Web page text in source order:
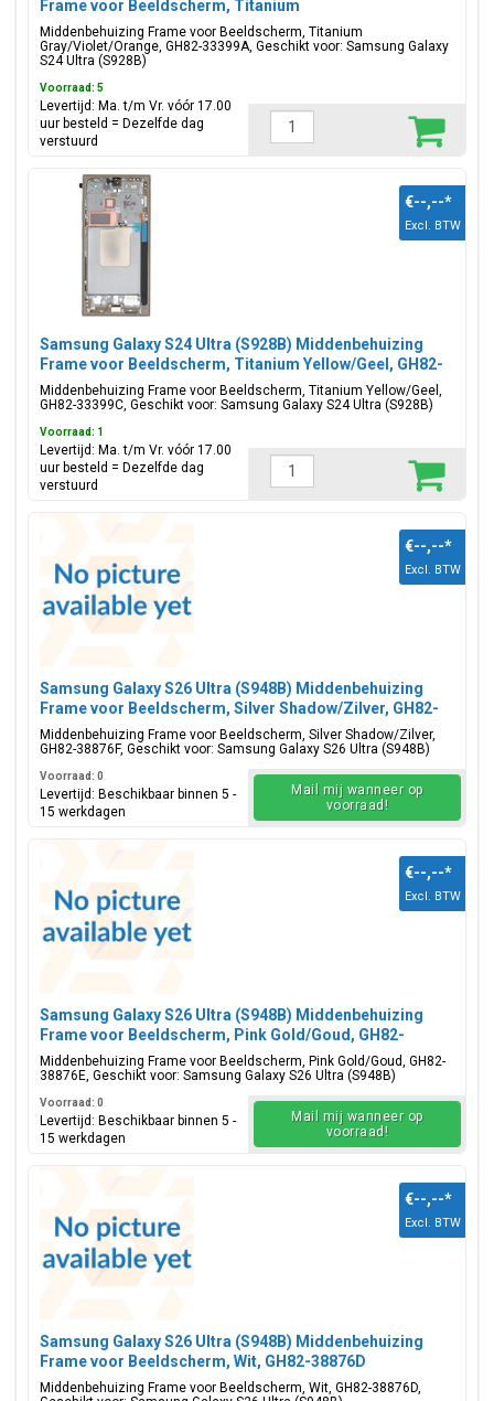
Frame voor Beeldscherm, Titanium
Gray/Violet/Orange, GH82-33399A
Middenbehuizing Frame voor Beeldscherm, Titanium
Gray/Violet/Orange, GH82-33399A, Geschikt voor: Samsung Galaxy
S24 Ultra (S928B)
Voorraad: 5
Levertijd: Ma. t/m Vr. vóór 17.00
uur besteld = Dezelfde dag
verstuurd
Samsung Galaxy S24 Ultra (S928B) Middenbehuizing
Frame voor Beeldscherm, Titanium Yellow/Geel, GH82-
33399C
Middenbehuizing Frame voor Beeldscherm, Titanium Yellow/Geel,
GH82-33399C, Geschikt voor: Samsung Galaxy S24 Ultra (S928B)
€--,--*
Excl. BTW
Voorraad: 1
Levertijd: Ma. t/m Vr. vóór 17.00
uur besteld = Dezelfde dag
verstuurd
Samsung Galaxy S26 Ultra (S948B) Middenbehuizing
Frame voor Beeldscherm, Silver Shadow/Zilver, GH82-
38876F
Middenbehuizing Frame voor Beeldscherm, Silver Shadow/Zilver,
GH82-38876F, Geschikt voor: Samsung Galaxy S26 Ultra (S948B)
€--,--*
Excl. BTW
Voorraad: 0
Levertijd: Beschikbaar binnen 5 -
15 werkdagen
Mail mij wanneer op
voorraad!
Samsung Galaxy S26 Ultra (S948B) Middenbehuizing
Frame voor Beeldscherm, Pink Gold/Goud, GH82-
38876E
Middenbehuizing Frame voor Beeldscherm, Pink Gold/Goud, GH82-
38876E, Geschikt voor: Samsung Galaxy S26 Ultra (S948B)
€--,--*
Excl. BTW
Voorraad: 0
Levertijd: Beschikbaar binnen 5 -
15 werkdagen
Mail mij wanneer op
voorraad!
Samsung Galaxy S26 Ultra (S948B) Middenbehuizing
Frame voor Beeldscherm, Wit, GH82-38876D
Middenbehuizing Frame voor Beeldscherm, Wit, GH82-38876D,
€--,--*
Excl. BTW